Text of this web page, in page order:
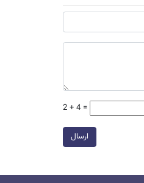
2 + 4 =
ارسال